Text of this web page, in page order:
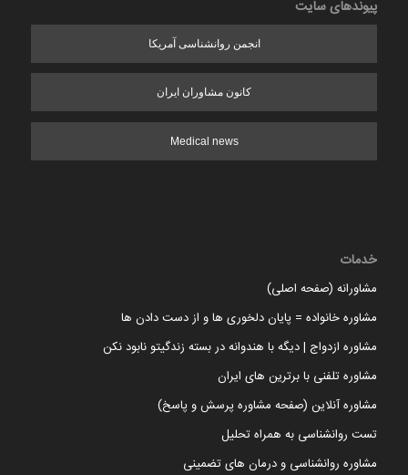
پیوندهای سایت
انجمن روانشناسی آمریکا
کانون مشاوران ایران
Medical news
خدمات
مشاورانه (صفحه اصلی)
مشاوره خانواده = پایان دلخوری ها و از دست دادن ها
مشاوره ازدواج | دیگه با هندوانه در بسته زندگیتو نابود نکن
مشاوره تلفنی با برترین های ایران
مشاوره آنلاین (صفحه مشاوره پرسش و پاسخ)
تست روانشناسی به همراه تحلیل
مشاوره روانشناسی و درمان های تضمینی